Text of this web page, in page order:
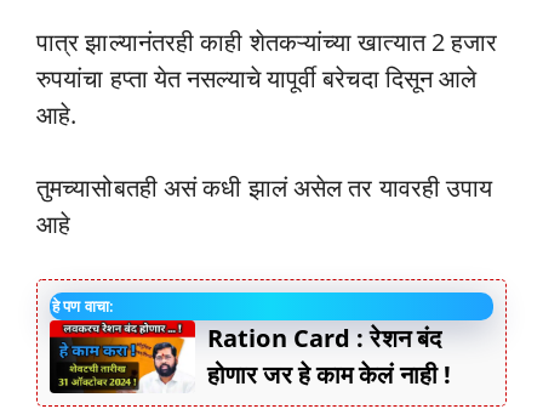
पात्र झाल्यानंतरही काही शेतकऱ्यांच्या खात्यात 2 हजार
रुपयांचा हप्ता येत नसल्याचे यापूर्वी बरेचदा दिसून आले
आहे.
तुमच्यासोबतही असं कधी झालं असेल तर यावरही उपाय
आहे
हे पण वाचा:
Ration Card : रेशन बंद
होणार जर हे काम केलं नाही !